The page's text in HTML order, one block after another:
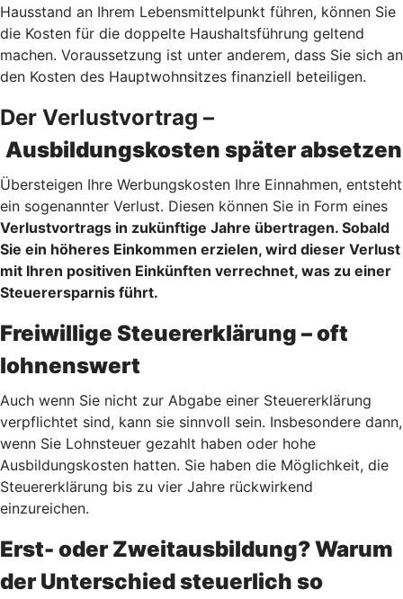
Hausstand an Ihrem Lebensmittelpunkt führen, können Sie
die Kosten für die doppelte Haushaltsführung geltend
machen. Voraussetzung ist unter anderem, dass Sie sich an
den Kosten des Hauptwohnsitzes finanziell beteiligen.
Der Verlustvortrag –
Ausbildungskosten später absetzen
Übersteigen Ihre Werbungskosten Ihre Einnahmen, entsteht
ein sogenannter Verlust. Diesen können Sie in Form eines
Verlustvortrags in zukünftige Jahre übertragen. Sobald
Sie ein höheres Einkommen erzielen, wird dieser Verlust
mit Ihren positiven Einkünften verrechnet, was zu einer
Steuerersparnis führt.
Freiwillige Steuererklärung – oft
lohnenswert
Auch wenn Sie nicht zur Abgabe einer Steuererklärung
verpflichtet sind, kann sie sinnvoll sein. Insbesondere dann,
wenn Sie Lohnsteuer gezahlt haben oder hohe
Ausbildungskosten hatten. Sie haben die Möglichkeit, die
Steuererklärung bis zu vier Jahre rückwirkend
einzureichen.
Erst- oder Zweitausbildung? Warum
der Unterschied steuerlich so